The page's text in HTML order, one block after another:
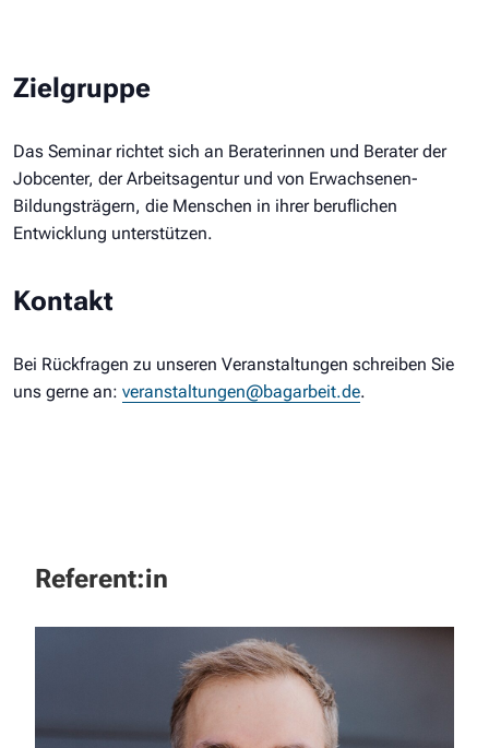
Zielgruppe
Das Seminar richtet sich an Beraterinnen und Berater der
Jobcenter, der Arbeitsagentur und von Erwachsenen-
Bildungsträgern, die Menschen in ihrer beruflichen
Entwicklung unterstützen.
Kontakt
Bei Rückfragen zu unseren Veranstaltungen schreiben Sie
uns gerne an: veranstaltungen@bagarbeit.de.
Referent:in